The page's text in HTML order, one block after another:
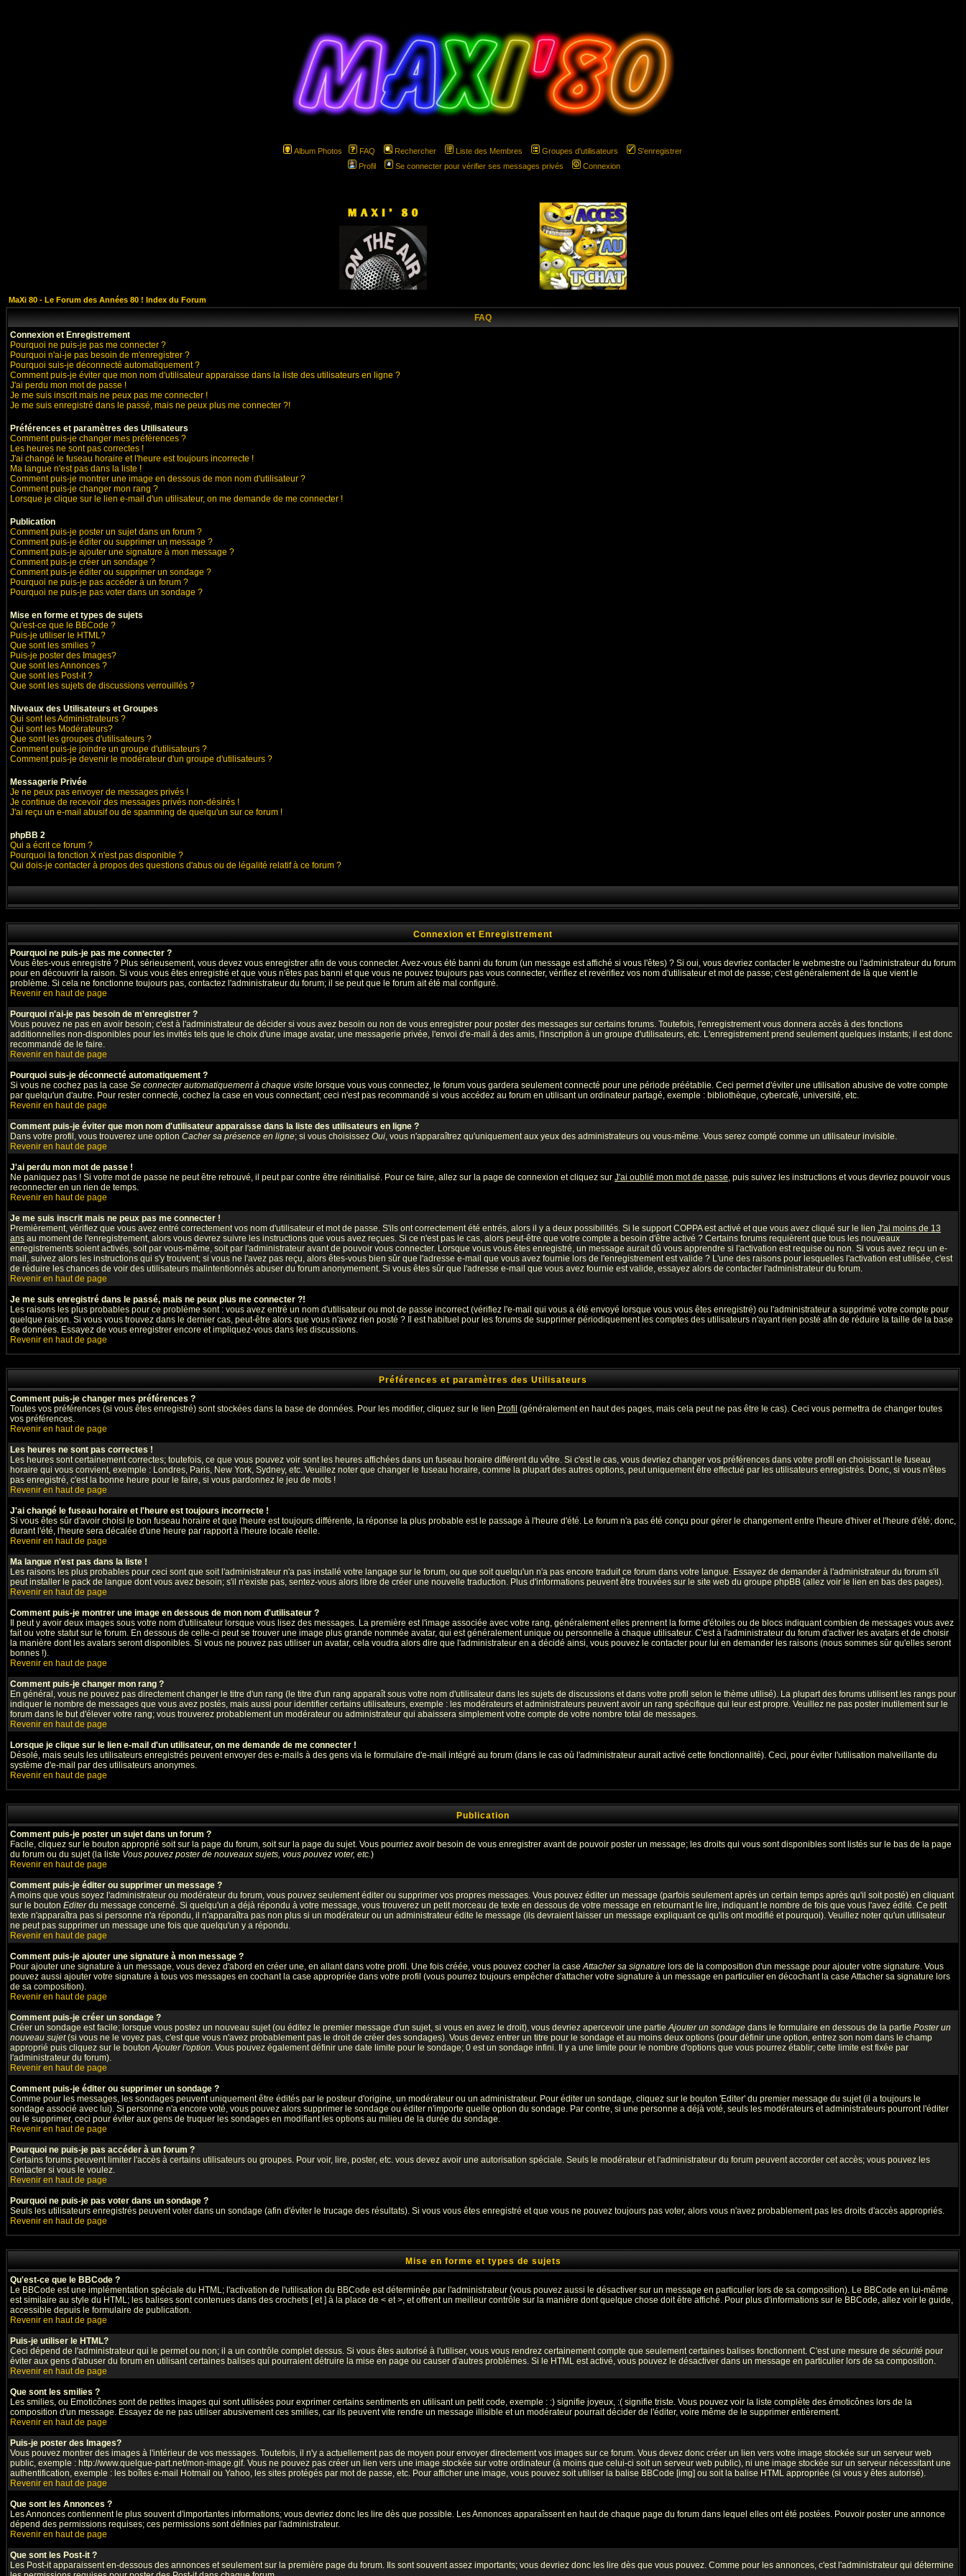
Album Photos FAQ Rechercher Liste des Membres Groupes d'utilisateurs
S'enregistrer
Profil
Se connecter pour vérifier ses messages privés Connexion
MaXi 80 - Le Forum des Années 80 ! Index du Forum
FAQ
Connexion et Enregistrement
Pourquoi ne puis-je pas me connecter ?
Pourquoi n'ai-je pas besoin de m'enregistrer ?
Pourquoi suis-je déconnecté automatiquement ?
Comment puis-je éviter que mon nom d'utilisateur apparaisse dans la liste des utilisateurs en ligne ?
J'ai perdu mon mot de passe !
Je me suis inscrit mais ne peux pas me connecter !
Je me suis enregistré dans le passé, mais ne peux plus me connecter ?!
Préférences et paramètres des Utilisateurs
Comment puis-je changer mes préférences ?
Les heures ne sont pas correctes !
J'ai changé le fuseau horaire et l'heure est toujours incorrecte !
Ma langue n'est pas dans la liste !
Comment puis-je montrer une image en dessous de mon nom d'utilisateur ?
Comment puis-je changer mon rang ?
Lorsque je clique sur le lien e-mail d'un utilisateur, on me demande de me connecter !
Publication
Comment puis-je poster un sujet dans un forum ?
Comment puis-je éditer ou supprimer un message ?
Comment puis-je ajouter une signature à mon message ?
Comment puis-je créer un sondage ?
Comment puis-je éditer ou supprimer un sondage ?
Pourquoi ne puis-je pas accéder à un forum ?
Pourquoi ne puis-je pas voter dans un sondage ?
Mise en forme et types de sujets
Qu'est-ce que le BBCode ?
Puis-je utiliser le HTML?
Que sont les smilies ?
Puis-je poster des Images?
Que sont les Annonces ?
Que sont les Post-it ?
Que sont les sujets de discussions verrouillés ?
Niveaux des Utilisateurs et Groupes
Qui sont les Administrateurs ?
Qui sont les Modérateurs?
Que sont les groupes d'utilisateurs ?
Comment puis-je joindre un groupe d'utilisateurs ?
Comment puis-je devenir le modérateur d'un groupe d'utilisateurs ?
Messagerie Privée
Je ne peux pas envoyer de messages privés !
Je continue de recevoir des messages privés non-désirés !
J'ai reçu un e-mail abusif ou de spamming de quelqu'un sur ce forum !
phpBB 2
Qui a écrit ce forum ?
Pourquoi la fonction X n'est pas disponible ?
Qui dois-je contacter à propos des questions d'abus ou de légalité relatif à ce forum ?
Connexion et Enregistrement
Pourquoi ne puis-je pas me connecter ?
Vous êtes-vous enregistré ? Plus sérieusement, vous devez vous enregistrer afin de vous connecter. Avez-vous été banni du forum (un message est affiché si vous l'êtes) ? Si oui, vous devriez contacter le webmestre ou l'administrateur du forum
pour en découvrir la raison. Si vous vous êtes enregistré et que vous n'êtes pas banni et que vous ne pouvez toujours pas vous connecter, vérifiez et revérifiez vos nom d'utilisateur et mot de passe; c'est généralement de là que vient le
problème. Si cela ne fonctionne toujours pas, contactez l'administrateur du forum; il se peut que le forum ait été mal configuré.
Revenir en haut de page
Pourquoi n'ai-je pas besoin de m'enregistrer ?
Vous pouvez ne pas en avoir besoin; c'est à l'administrateur de décider si vous avez besoin ou non de vous enregistrer pour poster des messages sur certains forums. Toutefois, l'enregistrement vous donnera accès à des fonctions
additionnelles non-disponibles pour les invités tels que le choix d'une image avatar, une messagerie privée, l'envoi d'e-mail à des amis, l'inscription à un groupe d'utilisateurs, etc. L'enregistrement prend seulement quelques instants; il est donc
recommandé de le faire.
Revenir en haut de page
Pourquoi suis-je déconnecté automatiquement ?
Si vous ne cochez pas la case Se connecter automatiquement à chaque visite lorsque vous vous connectez, le forum vous gardera seulement connecté pour une période préétablie. Ceci permet d'éviter une utilisation abusive de votre compte
par quelqu'un d'autre. Pour rester connecté, cochez la case en vous connectant; ceci n'est pas recommandé si vous accédez au forum en utilisant un ordinateur partagé, exemple : bibliothèque, cybercafé, université, etc.
Revenir en haut de page
Comment puis-je éviter que mon nom d'utilisateur apparaisse dans la liste des utilisateurs en ligne ?
Dans votre profil, vous trouverez une option Cacher sa présence en ligne; si vous choisissez Oui, vous n'apparaîtrez qu'uniquement aux yeux des administrateurs ou vous-même. Vous serez compté comme un utilisateur invisible.
Revenir en haut de page
J'ai perdu mon mot de passe !
Ne paniquez pas ! Si votre mot de passe ne peut être retrouvé, il peut par contre être réinitialisé. Pour ce faire, allez sur la page de connexion et cliquez sur J'ai oublié mon mot de passe, puis suivez les instructions et vous devriez pouvoir vous
reconnecter en un rien de temps.
Revenir en haut de page
Je me suis inscrit mais ne peux pas me connecter !
Premièrement, vérifiez que vous avez entré correctement vos nom d'utilisateur et mot de passe. S'ils ont correctement été entrés, alors il y a deux possibilités. Si le support COPPA est activé et que vous avez cliqué sur le lien J'ai moins de 13
ans au moment de l'enregistrement, alors vous devrez suivre les instructions que vous avez reçues. Si ce n'est pas le cas, alors peut-être que votre compte a besoin d'être activé ? Certains forums requièrent que tous les nouveaux
enregistrements soient activés, soit par vous-même, soit par l'administrateur avant de pouvoir vous connecter. Lorsque vous vous êtes enregistré, un message aurait dû vous apprendre si l'activation est requise ou non. Si vous avez reçu un e-
mail, suivez alors les instructions qui s'y trouvent; si vous ne l'avez pas reçu, alors êtes-vous bien sûr que l'adresse e-mail que vous avez fournie lors de l'enregistrement est valide ? L'une des raisons pour lesquelles l'activation est utilisée, c'est
de réduire les chances de voir des utilisateurs malintentionnés abuser du forum anonymement. Si vous êtes sûr que l'adresse e-mail que vous avez fournie est valide, essayez alors de contacter l'administrateur du forum.
Revenir en haut de page
Je me suis enregistré dans le passé, mais ne peux plus me connecter ?!
Les raisons les plus probables pour ce problème sont : vous avez entré un nom d'utilisateur ou mot de passe incorrect (vérifiez l'e-mail qui vous a été envoyé lorsque vous vous êtes enregistré) ou l'administrateur a supprimé votre compte pour
quelque raison. Si vous vous trouvez dans le dernier cas, peut-être alors que vous n'avez rien posté ? Il est habituel pour les forums de supprimer périodiquement les comptes des utilisateurs n'ayant rien posté afin de réduire la taille de la base
de données. Essayez de vous enregistrer encore et impliquez-vous dans les discussions.
Revenir en haut de page
Préférences et paramètres des Utilisateurs
Comment puis-je changer mes préférences ?
Toutes vos préférences (si vous êtes enregistré) sont stockées dans la base de données. Pour les modifier, cliquez sur le lien Profil (généralement en haut des pages, mais cela peut ne pas être le cas). Ceci vous permettra de changer toutes
vos préférences.
Revenir en haut de page
Les heures ne sont pas correctes !
Les heures sont certainement correctes; toutefois, ce que vous pouvez voir sont les heures affichées dans un fuseau horaire différent du vôtre. Si c'est le cas, vous devriez changer vos préférences dans votre profil en choisissant le fuseau
horaire qui vous convient, exemple : Londres, Paris, New York, Sydney, etc. Veuillez noter que changer le fuseau horaire, comme la plupart des autres options, peut uniquement être effectué par les utilisateurs enregistrés. Donc, si vous n'êtes
pas enregistré, c'est la bonne heure pour le faire, si vous pardonnez le jeu de mots !
Revenir en haut de page
J'ai changé le fuseau horaire et l'heure est toujours incorrecte !
Si vous êtes sûr d'avoir choisi le bon fuseau horaire et que l'heure est toujours différente, la réponse la plus probable est le passage à l'heure d'été. Le forum n'a pas été conçu pour gérer le changement entre l'heure d'hiver et l'heure d'été; donc,
durant l'été, l'heure sera décalée d'une heure par rapport à l'heure locale réelle.
Revenir en haut de page
Ma langue n'est pas dans la liste !
Les raisons les plus probables pour ceci sont que soit l'administrateur n'a pas installé votre langage sur le forum, ou que soit quelqu'un n'a pas encore traduit ce forum dans votre langue. Essayez de demander à l'administrateur du forum s'il
peut installer le pack de langue dont vous avez besoin; s'il n'existe pas, sentez-vous alors libre de créer une nouvelle traduction. Plus d'informations peuvent être trouvées sur le site web du groupe phpBB (allez voir le lien en bas des pages).
Revenir en haut de page
Comment puis-je montrer une image en dessous de mon nom d'utilisateur ?
Il peut y avoir deux images sous votre nom d'utilisateur lorsque vous lisez des messages. La première est l'image associée avec votre rang, généralement elles prennent la forme d'étoiles ou de blocs indiquant combien de messages vous avez
fait ou votre statut sur le forum. En dessous de celle-ci peut se trouver une image plus grande nommée avatar, qui est généralement unique ou personnelle à chaque utilisateur. C'est à l'administrateur du forum d'activer les avatars et de choisir
la manière dont les avatars seront disponibles. Si vous ne pouvez pas utiliser un avatar, cela voudra alors dire que l'administrateur en a décidé ainsi, vous pouvez le contacter pour lui en demander les raisons (nous sommes sûr qu'elles seront
bonnes !).
Revenir en haut de page
Comment puis-je changer mon rang ?
En général, vous ne pouvez pas directement changer le titre d'un rang (le titre d'un rang apparaît sous votre nom d'utilisateur dans les sujets de discussions et dans votre profil selon le thème utilisé). La plupart des forums utilisent les rangs pour
indiquer le nombre de messages que vous avez postés, mais aussi pour identifier certains utilisateurs, exemple : les modérateurs et administrateurs peuvent avoir un rang spécifique qui leur est propre. Veuillez ne pas poster inutilement sur le
forum dans le but d'élever votre rang; vous trouverez probablement un modérateur ou administrateur qui abaissera simplement votre compte de votre nombre total de messages.
Revenir en haut de page
Lorsque je clique sur le lien e-mail d'un utilisateur, on me demande de me connecter !
Désolé, mais seuls les utilisateurs enregistrés peuvent envoyer des e-mails à des gens via le formulaire d'e-mail intégré au forum (dans le cas où l'administrateur aurait activé cette fonctionnalité). Ceci, pour éviter l'utilisation malveillante du
système d'e-mail par des utilisateurs anonymes.
Revenir en haut de page
Publication
Comment puis-je poster un sujet dans un forum ?
Facile, cliquez sur le bouton approprié soit sur la page du forum, soit sur la page du sujet. Vous pourriez avoir besoin de vous enregistrer avant de pouvoir poster un message; les droits qui vous sont disponibles sont listés sur le bas de la page
du forum ou du sujet (la liste Vous pouvez poster de nouveaux sujets, vous pouvez voter, etc.)
Revenir en haut de page
Comment puis-je éditer ou supprimer un message ?
A moins que vous soyez l'administrateur ou modérateur du forum, vous pouvez seulement éditer ou supprimer vos propres messages. Vous pouvez éditer un message (parfois seulement après un certain temps après qu'il soit posté) en cliquant
sur le bouton Editerdu message concerné. Si quelqu'un a déjà répondu à votre message, vous trouverez un petit morceau de texte en dessous de votre message en retournant le lire, indiquant le nombre de fois que vous l'avez édité. Ce petit
texte n'apparaîtra pas si personne n'a répondu, il n'apparaîtra pas non plus si un modérateur ou un administrateur édite le message (ils devraient laisser un message expliquant ce qu'ils ont modifié et pourquoi). Veuillez noter qu'un utilisateur
ne peut pas supprimer un message une fois que quelqu'un y a répondu.
Revenir en haut de page
Comment puis-je ajouter une signature à mon message ?
Pour ajouter une signature à un message, vous devez d'abord en créer une, en allant dans votre profil. Une fois créée, vous pouvez cocher la caseAttacher sa signature lors de la composition d'un message pour ajouter votre signature. Vous
pouvez aussi ajouter votre signature à tous vos messages en cochant la case appropriée dans votre profil (vous pourrez toujours empêcher d'attacher votre signature à un message en particulier en décochant la case Attacher sa signature lors
de sa composition).
Revenir en haut de page
Comment puis-je créer un sondage ?
Créer un sondage est facile; lorsque vous postez un nouveau sujet (ou éditez le premier message d'un sujet, si vous en avez le droit), vous devriez apercevoir une partieAjouter un sondage dans le formulaire en dessous de la partie Poster un
nouveau sujet(si vous ne le voyez pas, c'est que vous n'avez probablement pas le droit de créer des sondages). Vous devez entrer un titre pour le sondage et au moins deux options (pour définir une option, entrez son nom dans le champ
approprié puis cliquez sur le boutonAjouter l'option. Vous pouvez également définir une date limite pour le sondage; 0 est un sondage infini. Il y a une limite pour le nombre d'options que vous pourrez établir; cette limite est fixée par
l'administrateur du forum).
Revenir en haut de page
Comment puis-je éditer ou supprimer un sondage ?
Comme pour les messages, les sondages peuvent uniquement être édités par le posteur d'origine, un modérateur ou un administrateur. Pour éditer un sondage, cliquez sur le bouton 'Editer' du premier message du sujet (il a toujours le
sondage associé avec lui). Si personne n'a encore voté, vous pouvez alors supprimer le sondage ou éditer n'importe quelle option du sondage. Par contre, si une personne a déjà voté, seuls les modérateurs et administrateurs pourront l'éditer
ou le supprimer, ceci pour éviter aux gens de truquer les sondages en modifiant les options au milieu de la durée du sondage.
Revenir en haut de page
Pourquoi ne puis-je pas accéder à un forum ?
Certains forums peuvent limiter l'accès à certains utilisateurs ou groupes. Pour voir, lire, poster, etc. vous devez avoir une autorisation spéciale. Seuls le modérateur et l'administrateur du forum peuvent accorder cet accès; vous pouvez les
contacter si vous le voulez.
Revenir en haut de page
Pourquoi ne puis-je pas voter dans un sondage ?
Seuls les utilisateurs enregistrés peuvent voter dans un sondage (afin d'éviter le trucage des résultats). Si vous vous êtes enregistré et que vous ne pouvez toujours pas voter, alors vous n'avez probablement pas les droits d'accès appropriés.
Revenir en haut de page
Mise en forme et types de sujets
Qu'est-ce que le BBCode ?
Le BBCode est une implémentation spéciale du HTML; l'activation de l'utilisation du BBCode est déterminée par l'administrateur (vous pouvez aussi le désactiver sur un message en particulier lors de sa composition). Le BBCode en lui-même
est similaire au style du HTML; les balises sont contenues dans des crochets [ et ] à la place de < et >, et offrent un meilleur contrôle sur la manière dont quelque chose doit être affiché. Pour plus d'informations sur le BBCode, allez voir le guide,
accessible depuis le formulaire de publication.
Revenir en haut de page
Puis-je utiliser le HTML?
Ceci dépend de l'administrateur qui le permet ou non; il a un contrôle complet dessus. Si vous êtes autorisé à l'utiliser, vous vous rendrez certainement compte que seulement certaines balises fonctionnent. C'est une mesure de sécurité pour
éviter aux gens d'abuser du forum en utilisant certaines balises qui pourraient détruire la mise en page ou causer d'autres problèmes. Si le HTML est activé, vous pouvez le désactiver dans un message en particulier lors de sa composition.
Revenir en haut de page
Que sont les smilies ?
Les smilies, ou Emoticônes sont de petites images qui sont utilisées pour exprimer certains sentiments en utilisant un petit code, exemple : :) signifie joyeux, :( signifie triste. Vous pouvez voir la liste complète des émoticônes lors de la
composition d'un message. Essayez de ne pas utiliser abusivement ces smilies, car ils peuvent vite rendre un message illisible et un modérateur pourrait décider de l'éditer, voire même de le supprimer entièrement.
Revenir en haut de page
Puis-je poster des Images?
Vous pouvez montrer des images à l'intérieur de vos messages. Toutefois, il n'y a actuellement pas de moyen pour envoyer directement vos images sur ce forum. Vous devez donc créer un lien vers votre image stockée sur un serveur web
public, exemple : http://www.quelque-part.net/mon-image.gif. Vous ne pouvez pas créer un lien vers une image stockée sur votre ordinateur (à moins que celui-ci soit un serveur web public), ni une image stockée sur un serveur nécessitant une
authentification, exemple : les boîtes e-mail Hotmail ou Yahoo, les sites protégés par mot de passe, etc. Pour afficher une image, vous pouvez soit utiliser la balise BBCode [img] ou soit la balise HTML appropriée (si vous y êtes autorisé).
Revenir en haut de page
Que sont les Annonces ?
Les Annonces contiennent le plus souvent d'importantes informations; vous devriez donc les lire dès que possible. Les Annonces apparaîssent en haut de chaque page du forum dans lequel elles ont été postées. Pouvoir poster une annonce
dépend des permissions requises; ces permissions sont définies par l'administrateur.
Revenir en haut de page
Que sont les Post-it ?
Les Post-it apparaissent en-dessous des annonces et seulement sur la première page du forum. Ils sont souvent assez importants; vous devriez donc les lire dès que vous pouvez. Comme pour les annonces, c'est l'administrateur qui détermine